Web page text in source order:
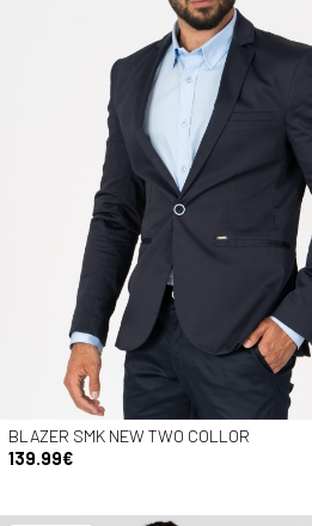
BLAZER SMK NEW TWO COLLOR
139.99€